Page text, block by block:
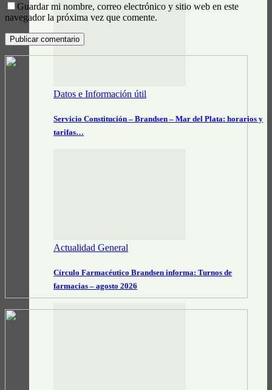
Datos e Información útil
Servicio Constitución – Brandsen – Mar del Plata: horarios y
tarifas…
Actualidad General
Círculo Farmacéutico Brandsen informa: Turnos de
farmacias – agosto 2026
Guardar mi nombre, correo electrónico y sitio web en este
navegador la próxima vez que comente.